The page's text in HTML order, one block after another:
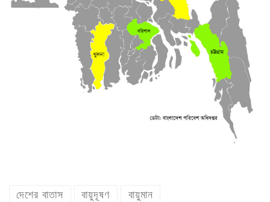
দেশের বাতাস বায়ুদূষণ বায়ুমান